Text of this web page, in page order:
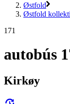
Østfold
Østfold
171
autobús
Kirkøy